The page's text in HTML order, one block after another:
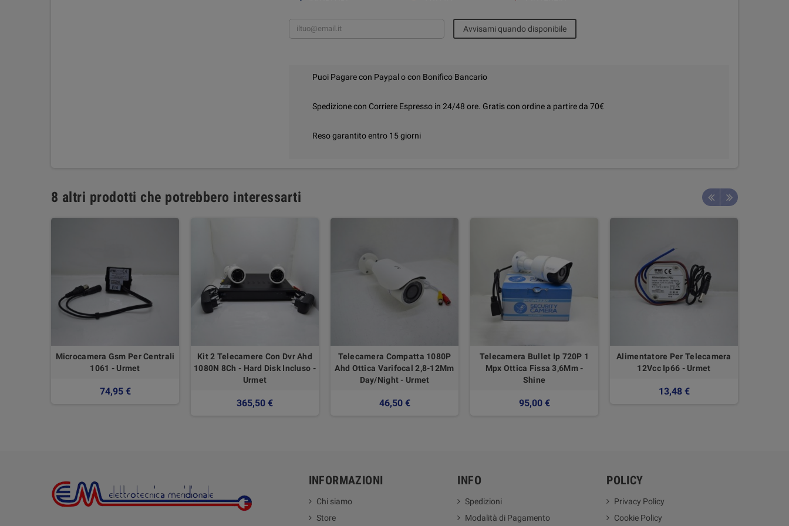
Avvisami quando disponibile
Puoi Pagare con Paypal o con Bonifico Bancario
Spedizione con Corriere Espresso in 24/48 ore. Gratis con ordine a partire da 70€
Reso garantito entro 15 giorni
8 altri prodotti che potrebbero interessarti
Microcamera Gsm Per Centrali
1061 - Urmet
74,95 €
Kit 2 Telecamere Con Dvr Ahd
1080N 8Ch - Hard Disk Incluso -
Urmet
365,50 €
Telecamera Compatta 1080P
Ahd Ottica Varifocal 2,8-12Mm
Day/Night - Urmet
46,50 €
Telecamera Bullet Ip 720P 1
Mpx Ottica Fissa 3,6Mm -
Shine
95,00 €
Alimentatore Per Telecamera
12Vcc Ip66 - Urmet
13,48 €
INFORMAZIONI
Chi siamo
Store
INFO
Spedizioni
Modalità di Pagamento
POLICY
Privacy Policy
Cookie Policy